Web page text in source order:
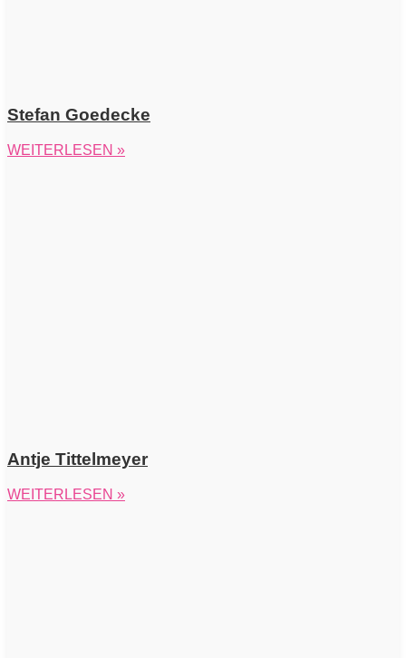
Stefan Goedecke
WEITERLESEN »
Antje Tittelmeyer
WEITERLESEN »